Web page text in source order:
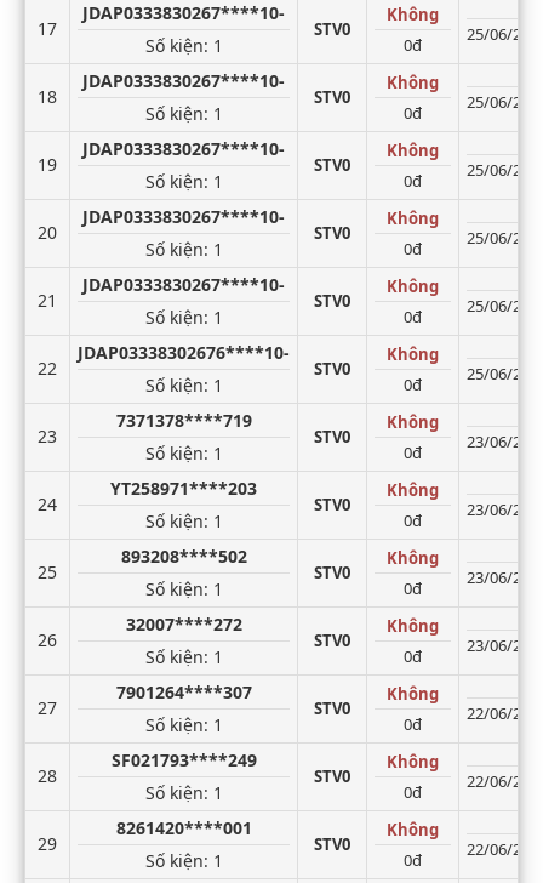
17
JDAP0333830267****10-
Số kiện: 1
STV0
Không
0đ
25/06/
18
JDAP0333830267****10-
Số kiện: 1
STV0
Không
0đ
25/06/
19
JDAP0333830267****10-
Số kiện: 1
STV0
Không
0đ
25/06/
20
JDAP0333830267****10-
Số kiện: 1
STV0
Không
0đ
25/06/
21
JDAP0333830267****10-
Số kiện: 1
STV0
Không
0đ
25/06/
22
JDAP03338302676****10-
Số kiện: 1
STV0
Không
0đ
25/06/
23
7371378****719
Số kiện: 1
STV0
Không
0đ
23/06/
24
YT258971****203
Số kiện: 1
STV0
Không
0đ
23/06/
25
893208****502
Số kiện: 1
STV0
Không
0đ
23/06/
26
32007****272
Số kiện: 1
STV0
Không
0đ
23/06/
27
7901264****307
Số kiện: 1
STV0
Không
0đ
22/06/
28
SF021793****249
Số kiện: 1
STV0
Không
0đ
22/06/
29
8261420****001
Số kiện: 1
STV0
Không
0đ
22/06/